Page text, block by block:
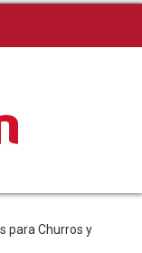
para Churros y